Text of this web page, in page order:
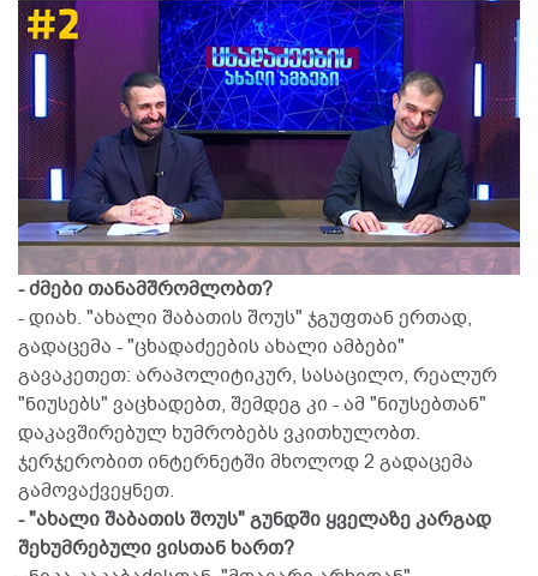
- ძმები თანამშრომლობთ?
- დიახ. "ახალი შაბათის შოუს" ჯგუფთან ერთად,
გადაცემა - "ცხადაძეების ახალი ამბები"
გავაკეთეთ: არაპოლიტიკურ, სასაცილო, რეალურ
"ნიუსებს" ვაცხადებთ, შემდეგ კი - ამ "ნიუსებთან"
დაკავშირებულ ხუმრობებს ვკითხულობთ.
ჯერჯერობით ინტერნეტში მხოლოდ 2 გადაცემა
გამოვაქვეყნეთ.
- "ახალი შაბათის შოუს" გუნდში ყველაზე კარგად
შეხუმრებული ვისთან ხართ?